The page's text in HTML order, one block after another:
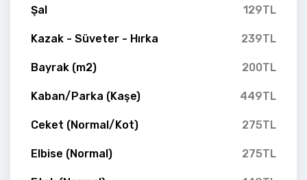
Şal 129TL
Kazak - Süveter - Hırka 239TL
Bayrak (m2) 200TL
Kaban/Parka (Kaşe) 449TL
Ceket (Normal/Kot) 275TL
Elbise (Normal) 275TL